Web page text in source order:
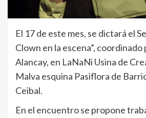
El 17 de este mes, se dictará el
Clown en la escena”, coordinado
Alancay, en LaNaNi Usina de
Malva esquina Pasiflora de
Ceibal.
En el encuentro se propone